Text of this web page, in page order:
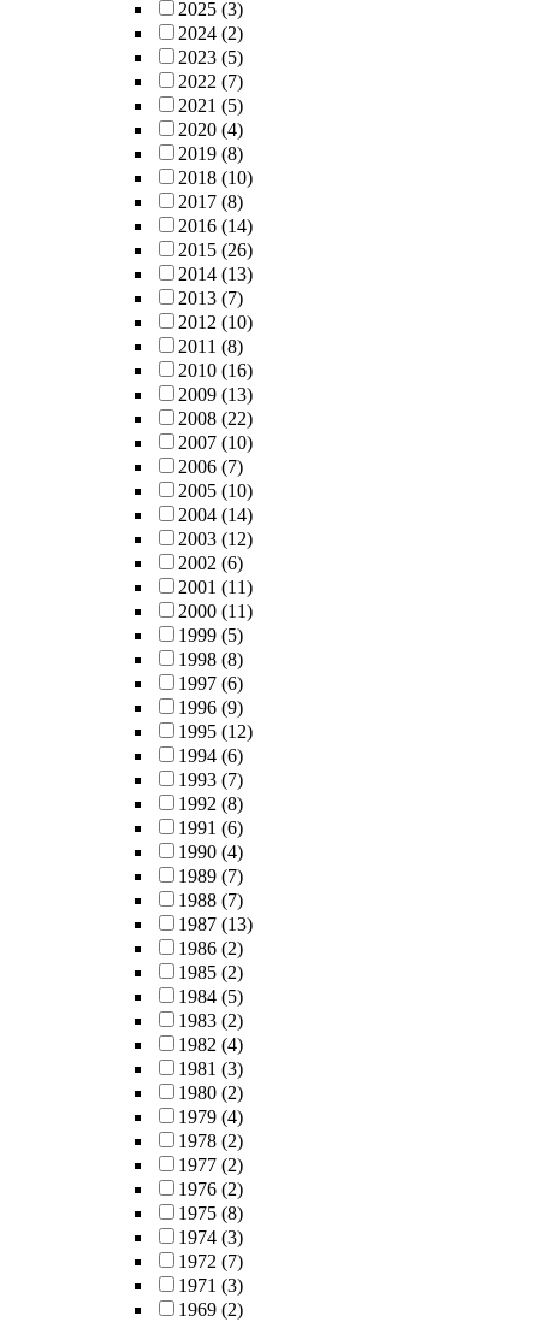
2025 (3)
2024 (2)
2023 (5)
2022 (7)
2021 (5)
2020 (4)
2019 (8)
2018 (10)
2017 (8)
2016 (14)
2015 (26)
2014 (13)
2013 (7)
2012 (10)
2011 (8)
2010 (16)
2009 (13)
2008 (22)
2007 (10)
2006 (7)
2005 (10)
2004 (14)
2003 (12)
2002 (6)
2001 (11)
2000 (11)
1999 (5)
1998 (8)
1997 (6)
1996 (9)
1995 (12)
1994 (6)
1993 (7)
1992 (8)
1991 (6)
1990 (4)
1989 (7)
1988 (7)
1987 (13)
1986 (2)
1985 (2)
1984 (5)
1983 (2)
1982 (4)
1981 (3)
1980 (2)
1979 (4)
1978 (2)
1977 (2)
1976 (2)
1975 (8)
1974 (3)
1972 (7)
1971 (3)
1969 (2)